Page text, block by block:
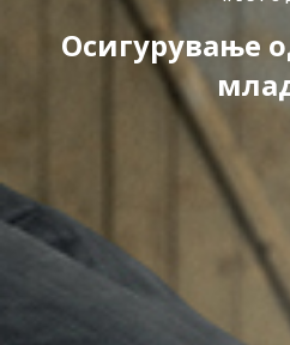
Осигурување